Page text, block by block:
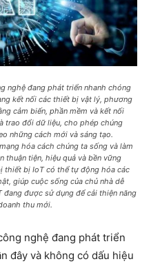
nghệ đang phát triển nhanh chóng
kết nối các thiết bị vật lý, phương
cảm biến, phần mềm và kết nối
trao đổi dữ liệu, cho phép chúng
những cách mới và sáng tạo.
hóa cách chúng ta sống và làm
thuận tiện, hiệu quả và bền vững
thiết bị IoT có thể tự động hóa các
giúp cuộc sống của chủ nhà dễ
được sử dụng để cải thiện năng
thu mới.
nghệ đang phát triển
đây và không có dấu hiệu